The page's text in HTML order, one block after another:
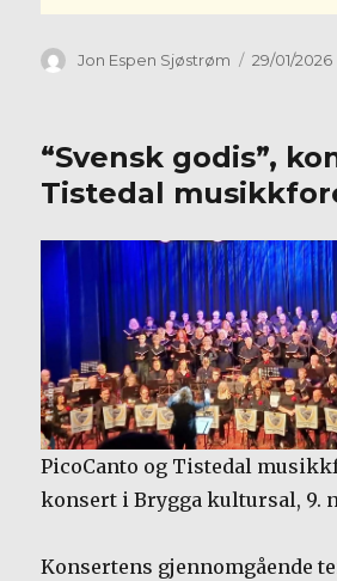
Forfatter
Jon Espen Sjøstrøm Publisert
29/01/2026
“Svensk godis”,
Tistedal
PicoCanto og Tistedal
konsert i Brygga kultursal, 9.
Konsertens gjennomgående